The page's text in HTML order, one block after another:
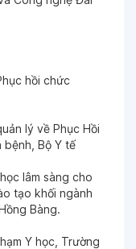
hồi chức
lý về Phục Hồi
bệnh, Bộ Y tế
lâm sàng cho
tạo khối ngành
Bàng.
Y học, Trường